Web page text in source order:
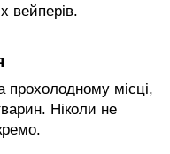
вейперів.
місці,
Ніколи не